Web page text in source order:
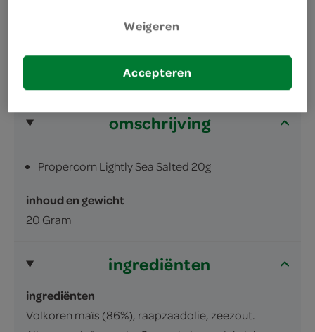
omschrijving
Propercorn Lightly Sea Salted 20g
inhoud en gewicht
20 Gram
ingrediënten
ingrediënten
Volkoren maïs (86%), raapzaadolie, zeezout.
Weigeren
Accepteren